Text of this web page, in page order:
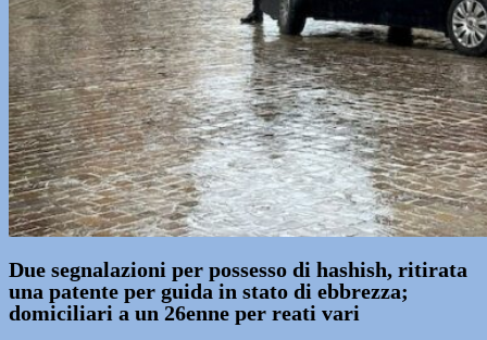
Due segnalazioni per possesso di hashish, ritirata
una patente per guida in stato di ebbrezza;
domiciliari a un 26enne per reati vari